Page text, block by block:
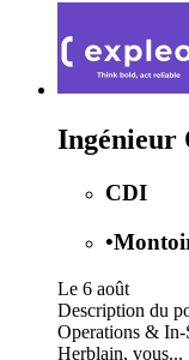
Ingénieur
CDI
•
Le 6 août
Description du
Operations & In-
Herblain, vous...